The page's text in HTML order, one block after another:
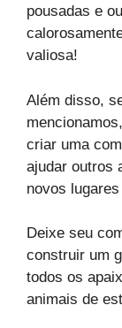
pousadas e
valiosa!
Além disso,
criar uma
ajudar outros
novos
Deixe seu
construir um
todos os
animais de